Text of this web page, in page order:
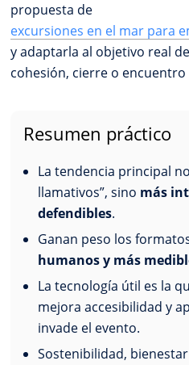
propuesta de
excursiones en el mar para
y adaptarla al objetivo real
cohesión, cierre o encuentro
Resumen práctico
La tendencia principal
llamativos”, sino más
defendibles.
Ganan peso los
humanos y más
La tecnología útil es la
mejora accesibilidad y
invade el evento.
Sostenibilidad,